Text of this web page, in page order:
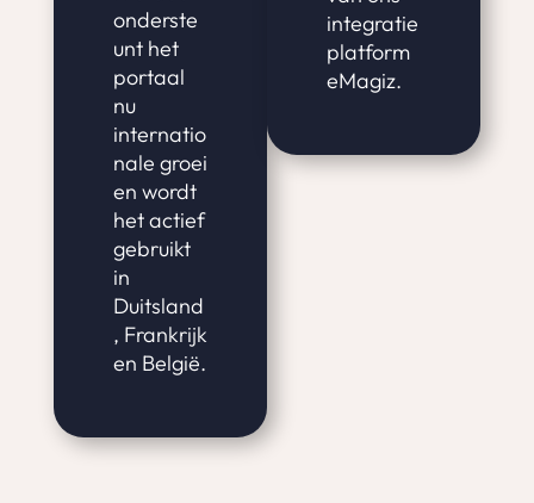
onderste
unt het
portaal
nu
internatio
nale groei
en wordt
het actief
gebruikt
in
Duitsland
, Frankrijk
en België.
integratie
platform
eMagiz.